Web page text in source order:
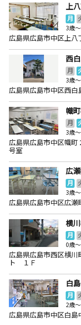
上
月
3歳
広島県広島市中区上
西
月
3歳
広島県広島市中区西
幟
月
3歳
広島県広島市中区幟
号室
広
月
3歳
広島県広島市中区広
横
月
0歳
広島県広島市西区横
ト １Ｆ
白
月
2歳
広島県広島市中区白